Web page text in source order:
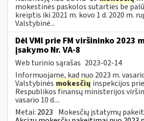
mokestinės paskolos sutarties be
kreiptis iki 2021 m. kovo 1 d. 2020 m.
Valstybinė...
Dėl VMI prie FM viršininko 2023
įsakymo Nr. VA-8
Web turinio sąrašas 2023-02-14
Informuojame, kad nuo 2023 m.
Valstybinės mokesčių inspekcijos
Respublikos finansų ministerijos
vasario 10 d....
Metai: 2023 Mokesčių įstatymų